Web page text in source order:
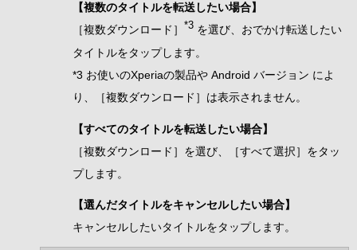
【複数のタイトルを転送したい場合】
［複数ダウンロード］ *3 を選び、おでかけ転送したい
タイトルをタップします。
*3 お使いのXperiaの製品や Android バージョン によ
り、［複数ダウンロード］は表示されません。
【すべてのタイトルを転送したい場合】
［複数ダウンロード］を選び、［すべて選択］をタッ
プします。
【選んだタイトルをキャンセルしたい場合】
キャンセルしたいタイトルをタップします。